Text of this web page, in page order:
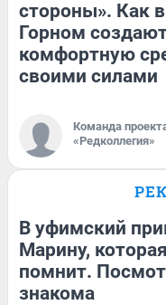
стороны». Как в
Горном
комфортную
своими силами
Команда
«Редколлегия»
В уфимский
Марину,
помнит.
знакома